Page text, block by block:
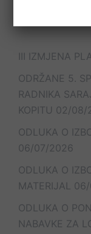
III IZMJENA
ODRŽANE 5.
RADNIKA
KOPITU 02/08/
ODLUKA O
06/07/2026
ODLUKA O
MATERIJAL
ODLUKA O
NABAVKE ZA